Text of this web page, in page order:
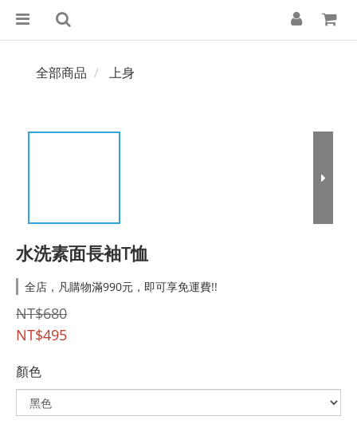
全部商品 上身
水洗素面長袖T恤
全店，凡購物滿990元，即可享免運費!!
NT$680
NT$495
顏色